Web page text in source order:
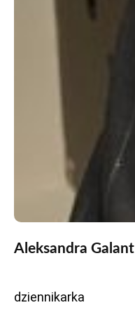
Aleksandra Galant
dziennikarka